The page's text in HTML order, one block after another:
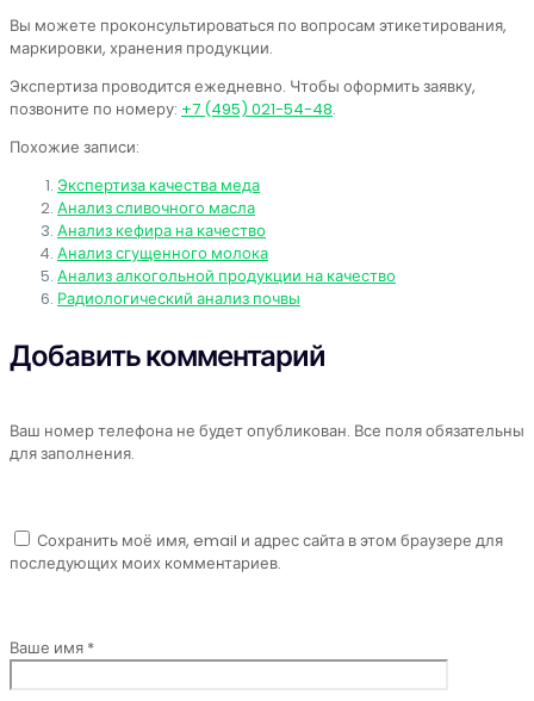
Вы можете проконсультироваться по вопросам этикетирования,
маркировки, хранения продукции.
Экспертиза проводится ежедневно. Чтобы оформить заявку,
позвоните по номеру: +7 (495) 021-54-48.
Похожие записи:
Экспертиза качества меда
Анализ сливочного масла
Анализ кефира на качество
Анализ сгущенного молока
Анализ алкогольной продукции на качество
Радиологический анализ почвы
Добавить комментарий
Ваш номер телефона не будет опубликован. Все поля обязательны
для заполнения.
Ваше имя *
Сохранить моё имя, email и адрес сайта в этом браузере для
последующих моих комментариев.